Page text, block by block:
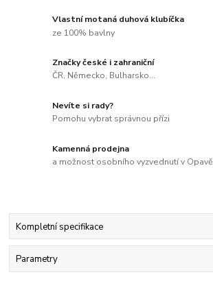
Vlastní motaná duhová klubíčka
ze 100% bavlny
Značky české i zahraniční
ČR, Německo, Bulharsko...
Nevíte si rady?
Pomohu vybrat správnou přízi
Kamenná prodejna
a možnost osobního vyzvednutí v Opavě
Kompletní specifikace
Parametry